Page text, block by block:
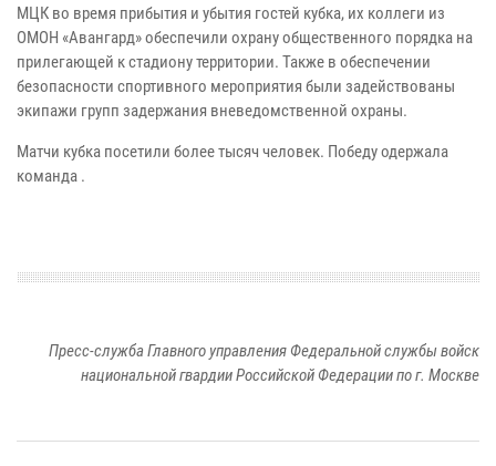
МЦК во время прибытия и убытия гостей кубка, их коллеги из
ОМОН «Авангард» обеспечили охрану общественного порядка на
прилегающей к стадиону территории. Также в обеспечении
безопасности спортивного мероприятия были задействованы
экипажи групп задержания вневедомственной охраны.
Матчи кубка посетили более тысяч человек. Победу одержала
команда .
Пресс-служба Главного управления Федеральной службы войск
национальной гвардии Российской Федерации по г. Москве